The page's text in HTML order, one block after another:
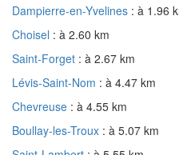
Dampierre-en-Yvelines : à 1.96
Choisel : à 2.60 km
Saint-Forget : à 2.67 km
Lévis-Saint-Nom : à 4.47 km
Chevreuse : à 4.55 km
Boullay-les-Troux : à 5.07 km